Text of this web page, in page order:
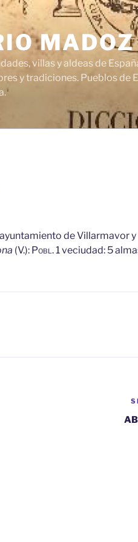
MADOZ
villas y aldeas de
y tradiciones. Pueblos de
de Villarmavor y
(V.): Pobl.1 veciudad: 5